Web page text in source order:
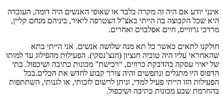
אינני יודע אם היה זה מקרה בלבד או שאופי האנשים היה דומה, העובדה
היא שכל הקבוצה בה הייתי באצ”ל הצטרפה ליאיר, ביניהם מנחם קליין,
מרדכי גרווייס, חיים אפלבוים ואחרים.
חולקנו לתאים כאשר כל תא מנה שלושה אנשים. אני הייתי בתא
שהאחראי עליו היה טוביה חנציון (חנצ’נסקי). הפעילות מהפילוג עד למותו
של יאיר עסקה בהדבקת כרוזים, “רכישת” מכונות כתיבה ושיכפול. בתי
הדפוס היו מתגלים ונתפשים והיה צורך קבוע לחדש את הכלים.בכל
הפעילות הזו הייתי פעיל למדי, וניתן לרשום לזכותי, או לגנותי, השתתפות
בהחרמת שבע מכונות כתיבה ושיכפול.